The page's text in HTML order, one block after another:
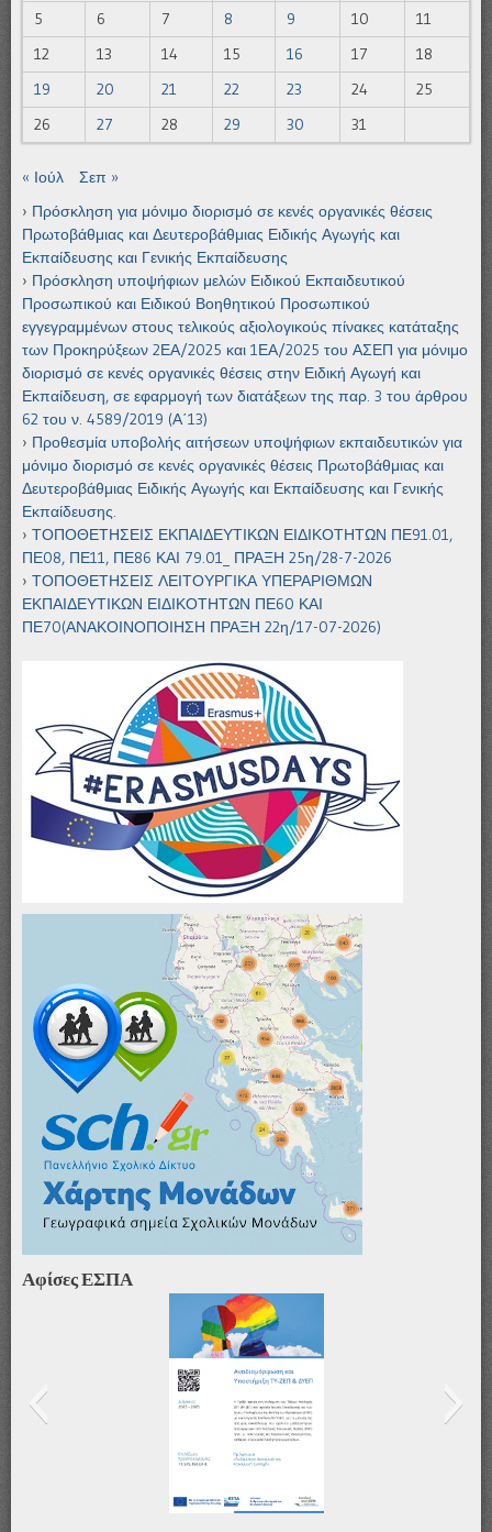
5
6 7 8 9 10
11
12
13 14 15 16 17
18
19
20 21 22 23 24
25
26
27 28 29 30 31
« Ιούλ
Σεπ »
Πρόσκληση για μόνιμο διορισμό σε κενές οργανικές θέσεις
Πρωτοβάθμιας και Δευτεροβάθμιας Ειδικής Αγωγής και
Εκπαίδευσης και Γενικής Εκπαίδευσης
Πρόσκληση υποψήφιων μελών Ειδικού Εκπαιδευτικού
Προσωπικού και Ειδικού Βοηθητικού Προσωπικού
εγγεγραμμένων στους τελικούς αξιολογικούς πίνακες κατάταξης
των Προκηρύξεων 2ΕΑ/2025 και 1ΕΑ/2025 του ΑΣΕΠ για μόνιμο
διορισμό σε κενές οργανικές θέσεις στην Ειδική Αγωγή και
Εκπαίδευση, σε εφαρμογή των διατάξεων της παρ. 3 του άρθρου
62 του ν. 4589/2019 (Α΄13)
Προθεσμία υποβολής αιτήσεων υποψήφιων εκπαιδευτικών για
μόνιμο διορισμό σε κενές οργανικές θέσεις Πρωτοβάθμιας και
Δευτεροβάθμιας Ειδικής Αγωγής και Εκπαίδευσης και Γενικής
Εκπαίδευσης.
ΤΟΠΟΘΕΤΗΣΕΙΣ ΕΚΠΑΙΔΕΥΤΙΚΩΝ ΕΙΔΙΚΟΤΗΤΩΝ ΠΕ91.01,
ΠΕ08, ΠΕ11, ΠΕ86 ΚΑΙ 79.01_ ΠΡΑΞΗ 25η/28-7-2026
ΤΟΠΟΘΕΤΗΣΕΙΣ ΛΕΙΤΟΥΡΓΙΚΑ ΥΠΕΡΑΡΙΘΜΩΝ
ΕΚΠΑΙΔΕΥΤΙΚΩΝ ΕΙΔΙΚΟΤΗΤΩΝ ΠΕ60 ΚΑΙ
ΠΕ70(ΑΝΑΚΟΙΝΟΠΟΙΗΣΗ ΠΡΑΞΗ 22η/17-07-2026)
Αφίσες ΕΣΠΑ